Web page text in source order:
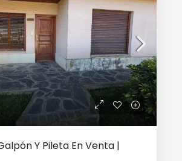
Y Pileta En Venta |